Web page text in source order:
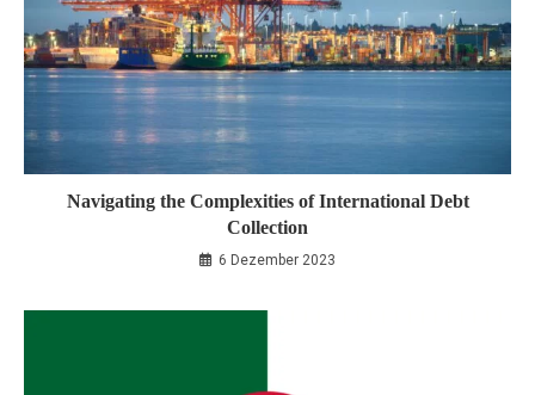
Navigating the Complexities of International Debt
Collection
6 Dezember 2023